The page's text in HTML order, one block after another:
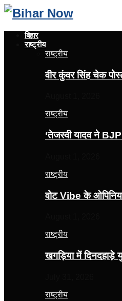
बिहार
राष्ट्रीय
राष्ट्रीय
वीर कुंवर सिंह चेक
राष्ट्रीय
‘तेजस्‍वी यादव ने
राष्ट्रीय
वोट Vibe के
राष्ट्रीय
खगड़िया में दिनदहाड़े
राष्ट्रीय